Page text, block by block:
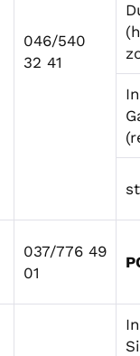
046/540
32 41
037/776 49
01